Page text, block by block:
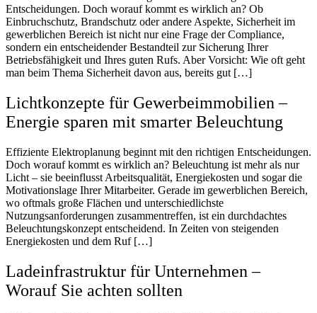
Entscheidungen. Doch worauf kommt es wirklich an? Ob
Einbruchschutz, Brandschutz oder andere Aspekte, Sicherheit im
gewerblichen Bereich ist nicht nur eine Frage der Compliance,
sondern ein entscheidender Bestandteil zur Sicherung Ihrer
Betriebsfähigkeit und Ihres guten Rufs. Aber Vorsicht: Wie oft geht
man beim Thema Sicherheit davon aus, bereits gut […]
Lichtkonzepte für Gewerbeimmobilien –
Energie sparen mit smarter Beleuchtung
Effiziente Elektroplanung beginnt mit den richtigen Entscheidungen.
Doch worauf kommt es wirklich an? Beleuchtung ist mehr als nur
Licht – sie beeinflusst Arbeitsqualität, Energiekosten und sogar die
Motivationslage Ihrer Mitarbeiter. Gerade im gewerblichen Bereich,
wo oftmals große Flächen und unterschiedlichste
Nutzungsanforderungen zusammentreffen, ist ein durchdachtes
Beleuchtungskonzept entscheidend. In Zeiten von steigenden
Energiekosten und dem Ruf […]
Ladeinfrastruktur für Unternehmen –
Worauf Sie achten sollten